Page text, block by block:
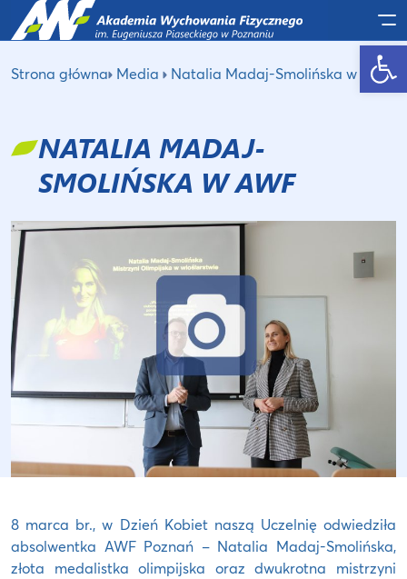
Otwórz pasek narzędzi
Strona główna Media Natalia Madaj-Smolińska w AWF
NATALIA MADAJ-
SMOLIŃSKA W AWF
8 marca br., w Dzień Kobiet naszą Uczelnię odwiedziła
absolwentka AWF Poznań – Natalia Madaj-Smolińska,
złota medalistka olimpijska oraz dwukrotna mistrzyni